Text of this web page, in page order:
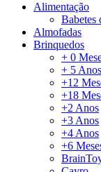
Alimentação
Babetes
Almofadas
Brinquedos
+ 0
+ 5 Anos
+12
+18
+2 Anos
+3 Anos
+4 Anos
+6